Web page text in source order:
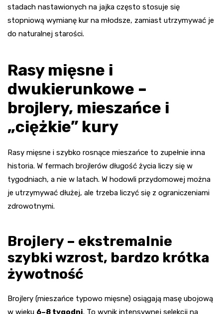
stadach nastawionych na jajka często stosuje się
stopniową wymianę kur na młodsze, zamiast utrzymywać je
do naturalnej starości.
Rasy mięsne i
dwukierunkowe –
brojlery, mieszańce i
„ciężkie” kury
Rasy mięsne i szybko rosnące mieszańce to zupełnie inna
historia. W fermach brojlerów długość życia liczy się w
tygodniach, a nie w latach. W hodowli przydomowej można
je utrzymywać dłużej, ale trzeba liczyć się z ograniczeniami
zdrowotnymi.
Brojlery – ekstremalnie
szybki wzrost, bardzo krótka
żywotność
Brojlery (mieszańce typowo mięsne) osiągają masę ubojową
w wieku 6–8 tygodni. To wynik intensywnej selekcji na